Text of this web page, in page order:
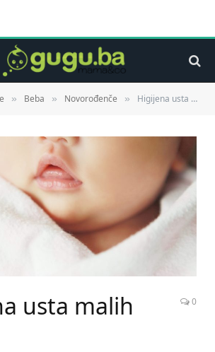
» Beba » Novorođenče » Higijena usta malih beba
usta malih
0